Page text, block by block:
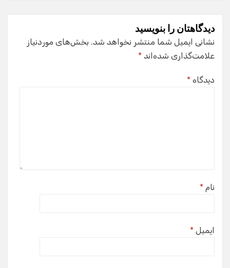
دیدگاهتان را بنویسید
نشانی ایمیل شما منتشر نخواهد شد. بخش‌های موردنیاز
علامت‌گذاری شده‌اند *
دیدگاه *
نام *
ایمیل *